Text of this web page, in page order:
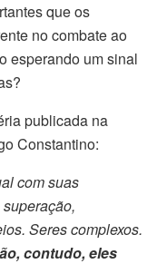
que os
no combate ao
esperando um sinal
publicada na
Constantino:
com suas
Seres complexos.
contudo, eles